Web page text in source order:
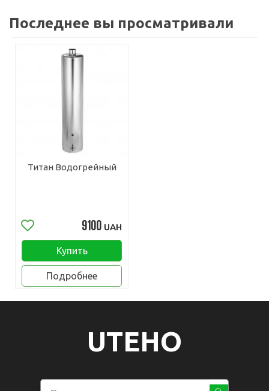
Последнее вы просматривали
Титан Водогрейный
9100 UAH
Купить
Подробнее
UTEHO